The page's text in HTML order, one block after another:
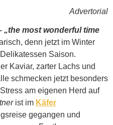
Advertorial
„the most wonderful time
denn jetzt im Winter
Saison.
Kaviar, zarter Lachs und
schmecken jetzt besonders
am eigenen Herd auf
ist im Käfer
gegangen und